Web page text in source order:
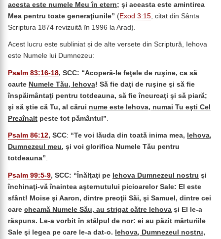
acesta este numele Meu în etern; şi aceasta este amintirea
Mea pentru toate generaţiunile” (Exod 3:15 , citat din Sânta
Scriptura 1874 revizuită în 1996 la Arad).
Acest lucru este subliniat și de alte versete din Scriptură, Iehova
este Numele lui Dumnezeu:
Psalm 83:16-18, SCC: “Acoperă-le feţele de ruşine, ca să
caute Numele Tău, Iehova! Să fie daţi de ruşine şi să fie
înspăimântaţi pentru totdeauna, să fie încurcaţi şi să piară;
şi să ştie că Tu, al cărui nume este Iehova, numai Tu eşti Cel
Preaînalt peste tot pământul”
Psalm 86:12, SCC: “Te voi lăuda din toată inima mea, Iehova,
Dumnezeul meu, şi voi glorifica Numele Tău pentru
totdeauna”.
Psalm 99:5-9, SCC: “Înălţaţi pe Iehova Dumnezeul nostru şi
închinaţi-vă înaintea aşternutului picioarelor Sale: El este
sfânt! Moise şi Aaron, dintre preoţii Săi, şi Samuel, dintre cei
care cheamă Numele Său, au strigat către Iehova şi El le-a
răspuns. Le-a vorbit în stâlpul de nor: ei au păzit mărturiile
Sale şi legea pe care le-a dat-o. Iehova, Dumnezeul nostru,